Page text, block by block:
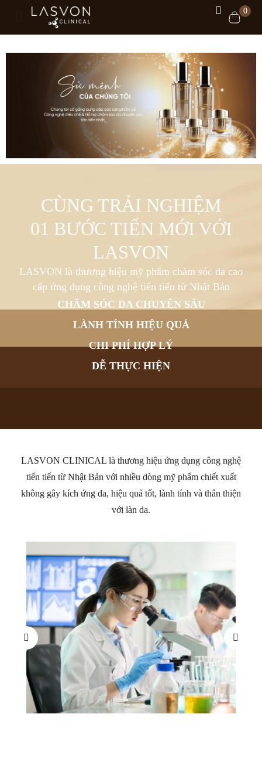
0
CÙNG TRẢI NGHIỆM
01 BƯỚC TIẾN MỚI VỚI
LASVON
LASVON là thương hiệu mỹ phẩm chăm sóc da cao
cấp ứng dụng công nghệ tiên tiến từ Nhật Bản
CHĂM SÓC DA CHUYÊN SÂU
LÀNH TÍNH HIỆU QUẢ
CHI PHÍ HỢP LÝ
DỄ THỰC HIỆN
LASVON CLINICAL là thương hiệu ứng dụng công nghệ
tiến tiến từ Nhật Bản với nhiều dòng mỹ phẩm chiết xuất
không gây kích ứng da, hiệu quả tốt, lành tính và thân thiện
với làn da.